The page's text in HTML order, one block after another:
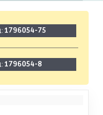
1796054-75
1796054-8